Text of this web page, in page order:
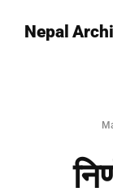
Nepal